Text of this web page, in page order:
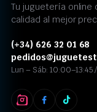
Tu juguetería online
calidad al mejor
(+34) 626 32 01 68
Lun – Sáb: 10:00–13:45